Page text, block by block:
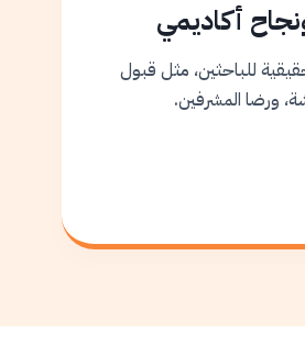
أكاديمي
للباحثين، مثل قبول
ورضا المشرفين.